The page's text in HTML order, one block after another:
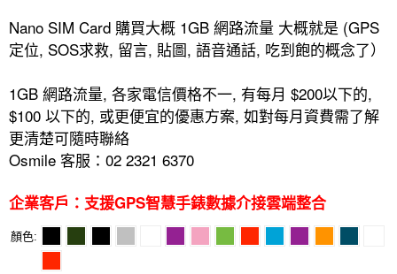
Nano SIM Card 購買大概 1GB 網路流量 大概就是 (GPS
定位, SOS求救, 留言, 貼圖, 語音通話, 吃到飽的概念了）
1GB 網路流量, 各家電信價格不一, 有每月 $200以下的,
$100 以下的, 或更便宜的優惠方案, 如對每月資費需了解
更清楚可隨時聯絡
Osmile 客服：02 2321 6370
企業客戶：支援GPS智慧手錶數據介接雲端整合
顏色